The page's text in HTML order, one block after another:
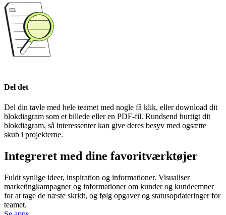
Del det
Del din tavle med hele teamet med nogle få klik, eller download dit
blokdiagram som et billede eller en PDF-fil. Rundsend hurtigt dit
blokdiagram, så interessenter kan give deres besyv med ogsætte
skub i projekterne.
Integreret med dine favoritværktøjer
Fuldt synlige ideer, inspiration og informationer. Visualiser
marketingkampagner og informationer om kunder og kundeemner
for at tage de næste skridt, og følg opgaver og statusopdateringer for
teamet.